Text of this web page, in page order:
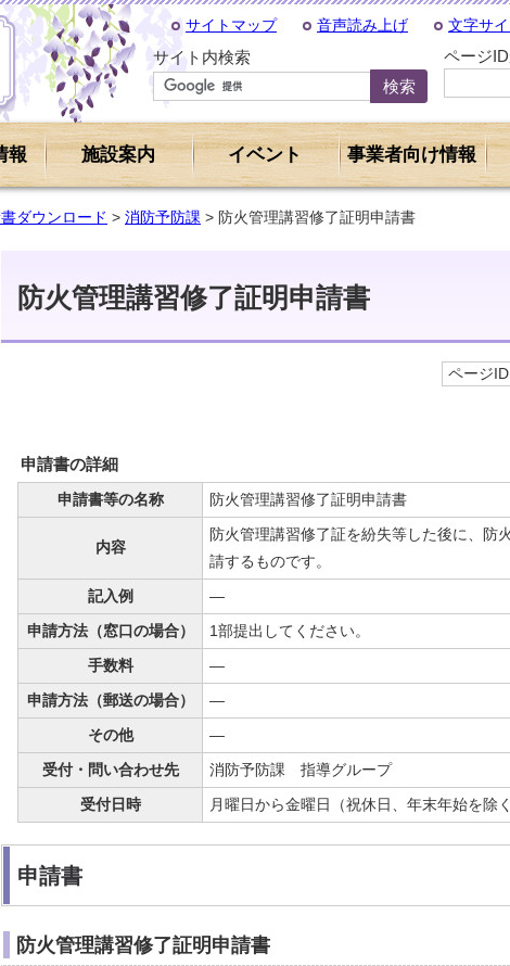
サイトマップ 音声読み上げ 文字サ
サイト内検索 ページ
報 施設案内 イベント 事業者向け情報
ダウンロード > 消防予防課 > 防火管理講習修了証明申請書
防火管理講習修了証明申請書
ページ
申請書の詳細
申請書等の名称 防火管理講習修了証明申請書
内容
防火管理講習修了証を紛失等した後に、防
請するものです。
記入例
—
申請方法（窓口の場合）
1部提出してください。
手数料
—
申請方法（郵送の場合）
—
その他
—
受付・問い合わせ先
消防予防課 指導グループ
受付日時
月曜日から金曜日（祝休日、年末年始を除
申請書
防火管理講習修了証明申請書